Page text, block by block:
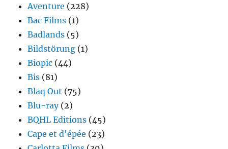
Aventure (228)
Bac Films (1)
Badlands (5)
Bildstörung (1)
Biopic (44)
Bis (81)
Blaq Out (75)
Blu-ray(2)
BQHL Editions (45)
Cape et d'épée (23)